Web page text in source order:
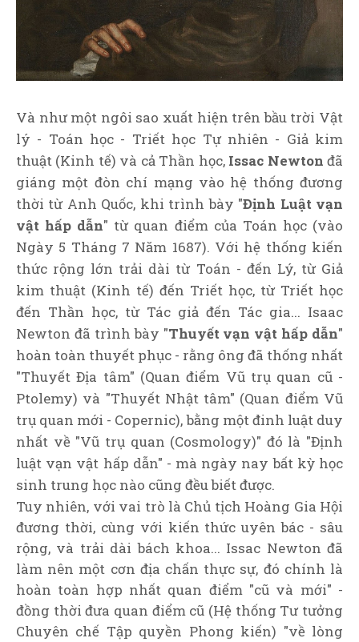
Và như một ngôi sao xuất hiện trên bầu trời Vật
lý - Toán học - Triết học Tự nhiên - Giả kim
thuật (Kinh tế) và cả Thần học, Issac Newton đã
giáng một đòn chí mạng vào hệ thống đương
thời từ Anh Quốc, khi trình bày "Định Luật vạn
vật hấp dẫn" từ quan điểm của Toán học (vào
Ngày 5 Tháng 7 Năm 1687). Với hệ thống kiến
thức rộng lớn trải dài từ Toán - đến Lý, từ Giả
kim thuật (Kinh tế) đến Triết học, từ Triết học
đến Thần học, từ Tác giả đến Tác gia... Isaac
Newton đã trình bày "Thuyết vạn vật hấp dẫn"
hoàn toàn thuyết phục - rằng ông đã thống nhất
"Thuyết Địa tâm" (Quan điểm Vũ trụ quan cũ -
Ptolemy) và "Thuyết Nhật tâm" (Quan điểm Vũ
trụ quan mới - Copernic), bằng một đinh luật duy
nhất về "Vũ trụ quan (Cosmology)" đó là "Định
luật vạn vật hấp dẫn" - mà ngày nay bất kỳ học
sinh trung học nào cũng đều biết được.
Tuy nhiên, với vai trò là Chủ tịch Hoàng Gia Hội
đương thời, cùng với kiến thức uyên bác - sâu
rộng, và trải dài bách khoa... Issac Newton đã
làm nên một cơn địa chấn thực sự, đó chính là
hoàn toàn hợp nhất quan điểm "cũ và mới" -
đồng thời đưa quan điểm cũ (Hệ thống Tư tưởng
Chuyên chế Tập quyền Phong kiến) "về lòng